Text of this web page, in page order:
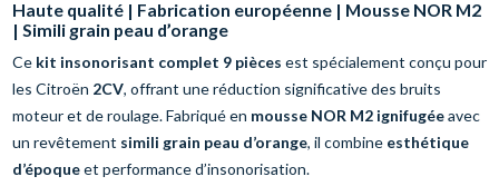
Haute qualité | Fabrication européenne | Mousse NOR M2
| Simili grain peau d’orange
Ce kit insonorisant complet 9 pièces est spécialement conçu pour
les Citroën 2CV, offrant une réduction significative des bruits
moteur et de roulage. Fabriqué en mousse NOR M2 ignifugéeavec
un revêtement simili grain peau d’orange, il combine esthétique
d’époqueet performance d’insonorisation.